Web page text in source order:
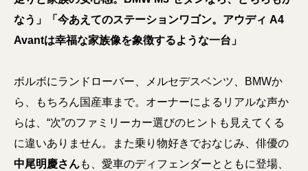
なう」「今あえてのステーションワゴン。アウディ A4
Avantは幸福な家族像を象徴するような一台」
ボルボにランドローバー、メルセデスベンツ、BMWか
ら、もちろん国産車まで。オーナーによるリアルな声か
らは、“次”のファミリーカー選びのヒントも見えてくる
に違いありません。また乗り物好きでおなじみ、俳優の
中尾明慶さんも、愛車のディフェンダーとともに登場、